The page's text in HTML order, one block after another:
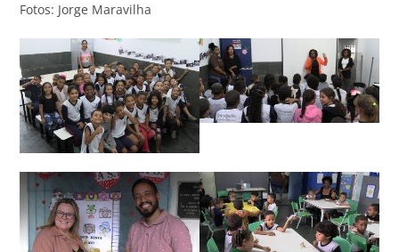
Fotos: Jorge Maravilha